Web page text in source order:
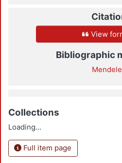
View
Bibliographic
Collections
Loading...
Full item page